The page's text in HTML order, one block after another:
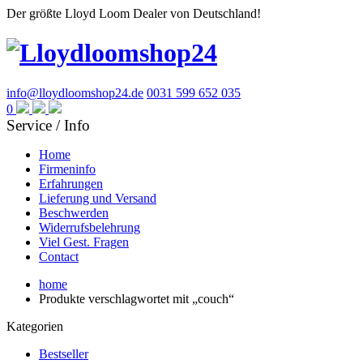
Der größte Lloyd Loom Dealer von Deutschland!
info@lloydloomshop24.de 0031 599 652 035
0
Service / Info
Home
Firmeninfo
Erfahrungen
Lieferung und Versand
Beschwerden
Widerrufsbelehrung
Viel Gest. Fragen
Contact
home
Produkte verschlagwortet mit „couch“
Kategorien
Bestseller